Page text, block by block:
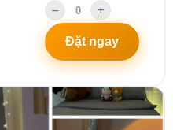
Đặt ngay